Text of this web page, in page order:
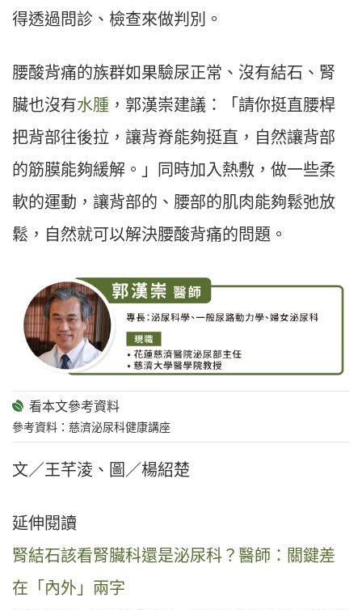
得透過問診、檢查來做判別。
腰酸背痛的族群如果驗尿正常、沒有結石、腎
臟也沒有水腫 ，郭漢崇建議：「請你挺直腰桿
把背部往後拉，讓背脊能夠挺直，自然讓背部
的筋膜能夠緩解。」同時加入熱敷，做一些柔
軟的運動，讓背部的、腰部的肌肉能夠鬆弛放
鬆，自然就可以解決腰酸背痛的問題。
參考資料：慈濟泌尿科健康講座
文／王芊淩、圖／楊紹楚
延伸閱讀
腎結石該看腎臟科還是泌尿科？醫師：關鍵差
在「內外」兩字